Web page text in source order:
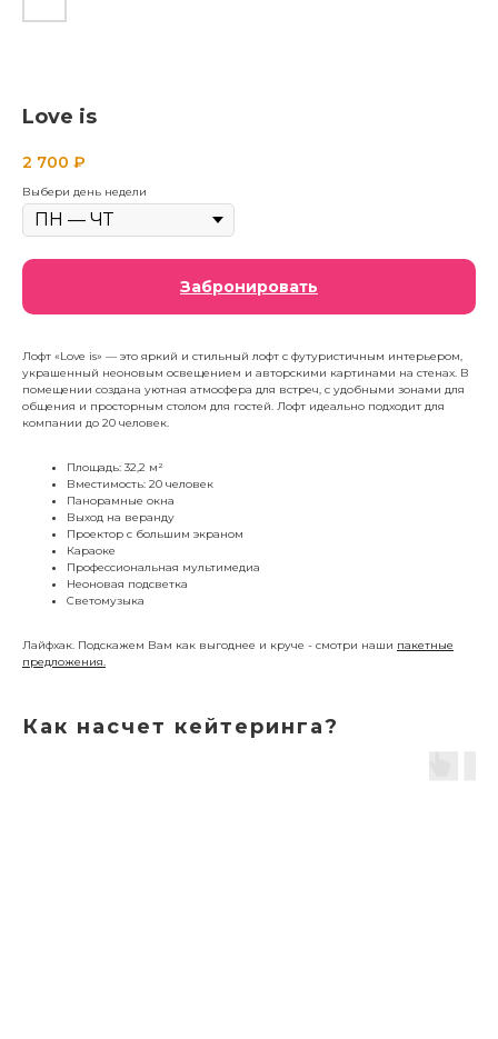
Love is
2 700 ₽
Выбери день недели
Забронировать
Лофт «Love is» — это яркий и стильный лофт с футуристичным интерьером,
украшенный неоновым освещением и авторскими картинами на стенах. В
помещении создана уютная атмосфера для встреч, с удобными зонами для
общения и просторным столом для гостей. Лофт идеально подходит для
компании до 20 человек.
Площадь: 32,2 м²
Вместимость: 20 человек
Панорамные окна
Выход на веранду
Проектор с большим экраном
Караоке
Профессиональная мультимедиа
Неоновая подсветка
Светомузыка
Лайфхак. Подскажем Вам как выгоднее и круче - смотри наши пакетные
предложения.
Как насчет кейтеринга?